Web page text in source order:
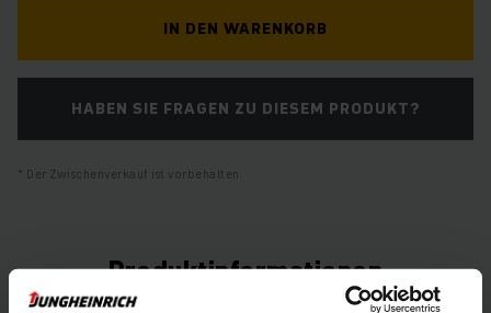
IN DEN WARENKORB
HABEN SIE FRAGEN ZU DIESEM PRODUKT?
Der Zwischenverkauf ist vorbehalten.
Produktinformationen